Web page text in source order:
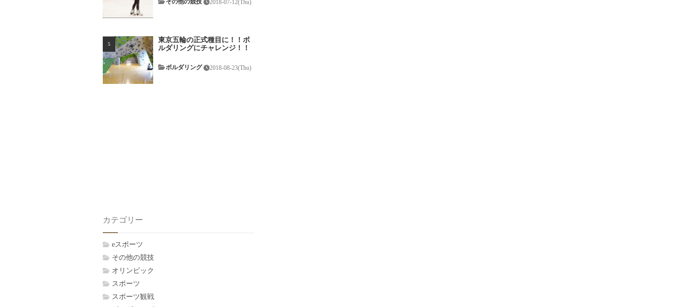
2018-07-12(Thu)
その他の競技
東京五輪の正式種目に！！ボ
ルダリングにチャレンジ！！
2018-08-23(Thu)
ボルダリング
カテゴリー
eスポーツ
その他の競技
オリンピック
スポーツ
スポーツ観戦